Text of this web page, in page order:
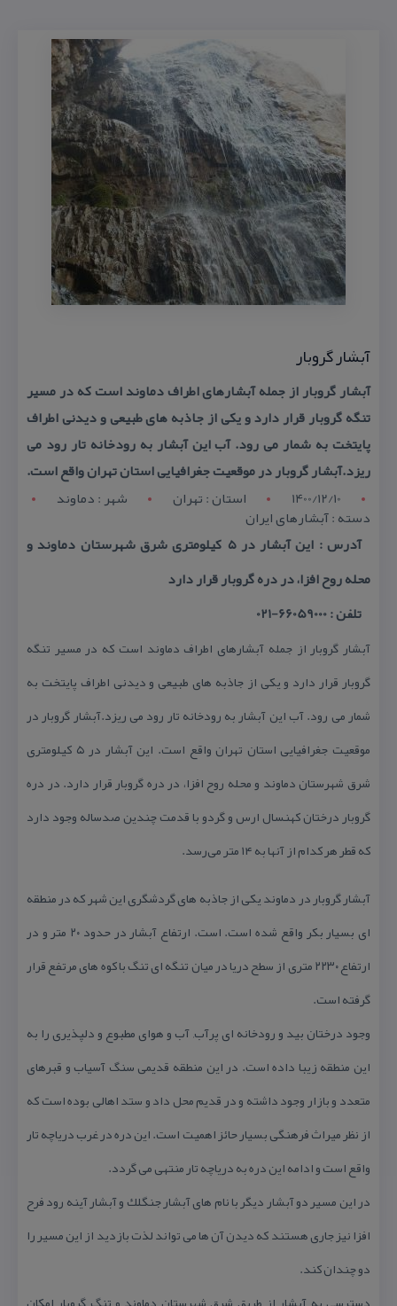
آبشار گروبار
آبشار گروبار از جمله آبشارهای اطراف دماوند است كه در مسیر
تنگه گروبار قرار دارد و یكی از جاذبه های طبیعی و دیدنی اطراف
پایتخت به شمار می رود. آب این آبشار به رودخانه تار رود می
ریزد.آبشار گروبار در موقعیت جغرافیایی استان تهران واقع است.
1400/12/10
استان : تهران شهر : دماوند
دسته : آبشارهای ایران
آدرس : این آبشار در ۵ كیلومتری شرق شهرستان دماوند و
محله روح افزا، در دره گروبار قرار دارد
تلفن : 66059000-021
آبشار گروبار از جمله آبشارهای اطراف دماوند است كه در مسیر تنگه
گروبار قرار دارد و یكی از جاذبه های طبیعی و دیدنی اطراف پایتخت به
شمار می رود. آب این آبشار به رودخانه تار رود می ریزد.آبشار گروبار در
موقعیت جغرافیایی استان تهران واقع است. این آبشار در ۵ كیلومتری
شرق شهرستان دماوند و محله روح افزا، در دره گروبار قرار دارد. در دره
گروبار درختان كهنسال ارس و گردو با قدمت چندین صدساله وجود دارد
كه قطر هر كدام از آنها به ۱۴ متر می‌رسد.
آبشار گروبار در دماوند یكی از جاذبه های گردشگری این شهر كه در منطقه
ای بسیار بكر واقع شده است. است. ارتفاع آبشار در حدود ۲۰ متر و در
ارتفاع ۲۲۳۰ متری از سطح دریا در میان تنگه ای تنگ با كوه های مرتفع قرار
گرفته است.
وجود درختان بید و رودخانه ای پرآب, آب و هوای مطبوع و دلپذیری را به
این منطقه زیبا داده است. در این منطقه قدیمی سنگ آسیاب و قبرهای
متعدد و بازار وجود داشته و در قدیم محل داد و ستد اهالی بوده است كه
از نظر میراث فرهنگی بسیار حائز اهمیت است. این دره در غرب دریاچه تار
واقع است و ادامه این دره به دریاچه تار منتهی می گردد.
در این مسیر دو آبشار دیگر با نام های آبشار جنگلك و آبشار آینه رود فرح
افزا نیز جاری هستند كه دیدن آن ها می تواند لذت بازدید از این مسیر را
دو چندان كند.